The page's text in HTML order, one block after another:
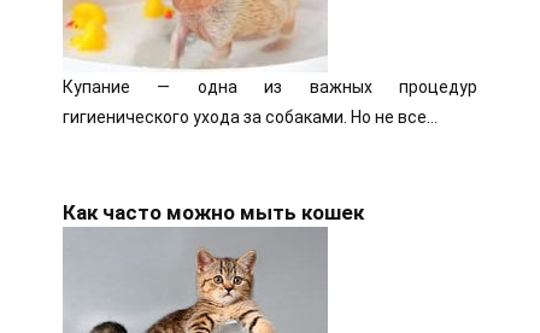
Купание — одна из важных процедур
гигиенического ухода за собаками. Но не все…
Как часто можно мыть кошек